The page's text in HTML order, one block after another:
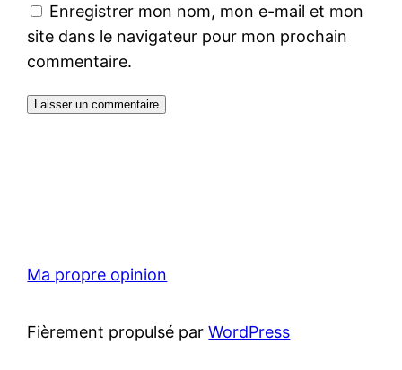
Enregistrer mon nom, mon e-mail et mon
site dans le navigateur pour mon prochain
commentaire.
Ma propre opinion
Fièrement propulsé parWordPress